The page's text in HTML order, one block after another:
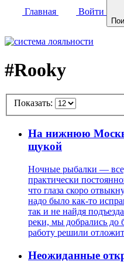
Главная Войти
#Rooky
Показать:
На нижнюю
щукой
Ночные рыбалки —
практически
что глаза скоро
надо было как-то
так и не найдя
реки, мы добрались до
работу решили
Неожиданные